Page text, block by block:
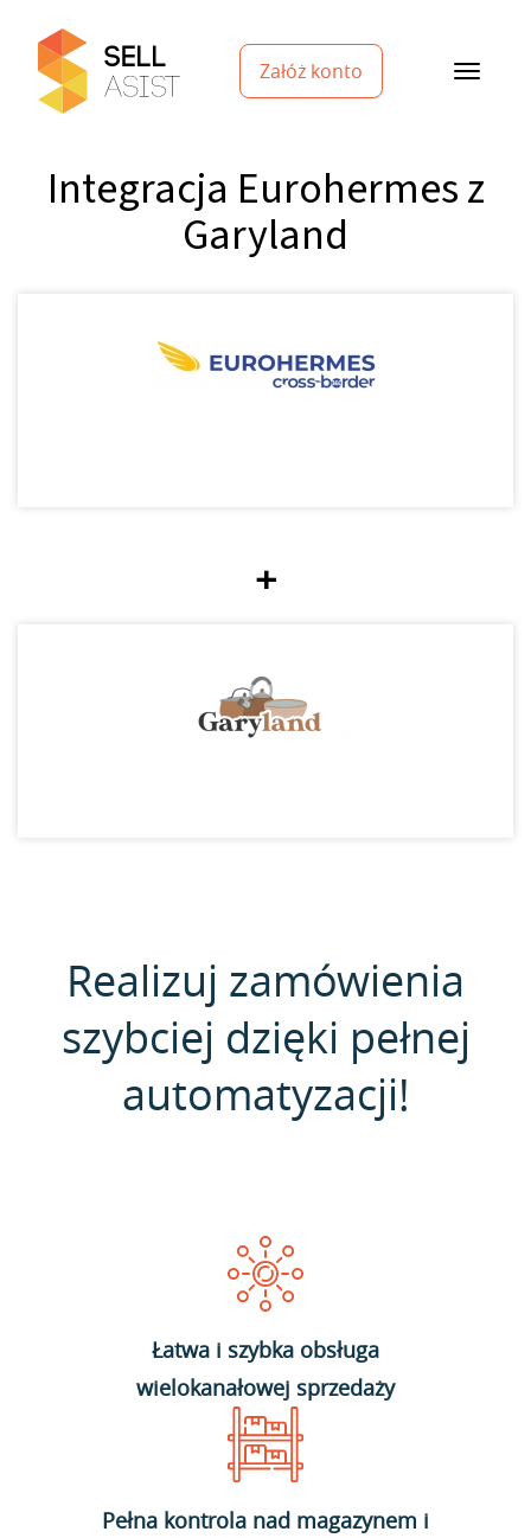
Załóż konto
Integracja Eurohermes z
Garyland
+
Realizuj zamówienia
szybciej dzięki pełnej
automatyzacji!
Łatwa i szybka obsługa
wielokanałowej sprzedaży
Pełna kontrola nad magazynem i